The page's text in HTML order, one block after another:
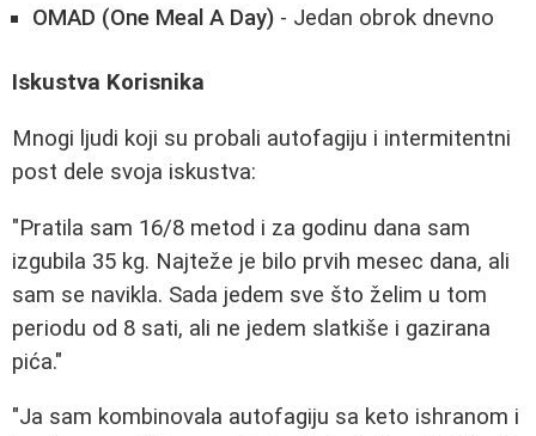
OMAD (One Meal A Day) - Jedan obrok dnevno
Iskustva Korisnika
Mnogi ljudi koji su probali autofagiju i intermitentni
post dele svoja iskustva:
"Pratila sam 16/8 metod i za godinu dana sam
izgubila 35 kg. Najteže je bilo prvih mesec dana, ali
sam se navikla. Sada jedem sve što želim u tom
periodu od 8 sati, ali ne jedem slatkiše i gazirana
pića."
"Ja sam kombinovala autofagiju sa keto ishranom i